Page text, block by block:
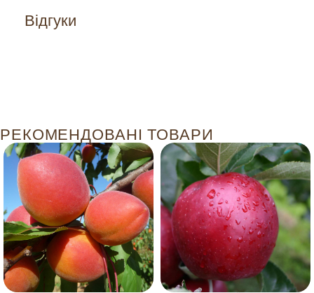
Відгуки
РЕКОМЕНДОВАНІ ТОВАРИ